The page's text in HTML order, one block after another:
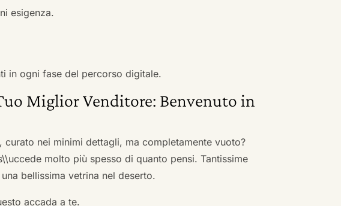
esigenza.
in ogni fase del percorso digitale.
Miglior Venditore: Benvenuto in
nei minimi dettagli, ma completamente vuoto?
molto più spesso di quanto pensi. Tantissime
bellissima vetrina nel deserto.
accada a te.